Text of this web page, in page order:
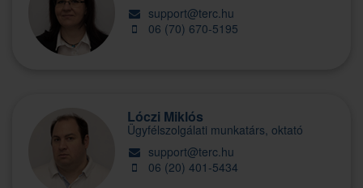
support@terc.hu
06 (70) 670-5195
Lóczi Miklós
Ügyfélszolgálati munkatárs, oktató
support@terc.hu
06 (20) 401-5434